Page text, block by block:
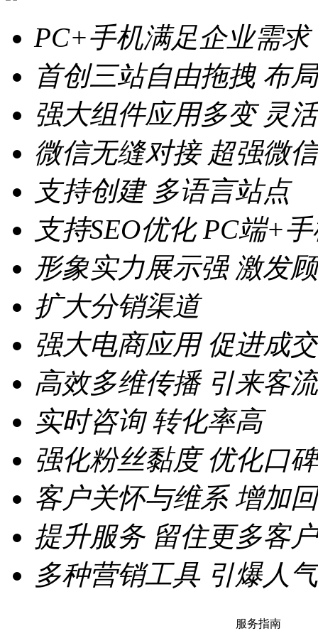
PC+手机满足企业需求
首创三站自由拖拽 布
强大组件应用多变 灵
微信无缝对接 超强微
支持创建 多语言站点
支持SEO优化 PC端+
形象实力展示强 激发
扩大分销渠道
强大电商应用 促进成交
高效多维传播 引来客
实时咨询 转化率高
强化粉丝黏度 优化口
客户关怀与维系 增加
提升服务 留住更多客户
多种营销工具 引爆人气
服务指南